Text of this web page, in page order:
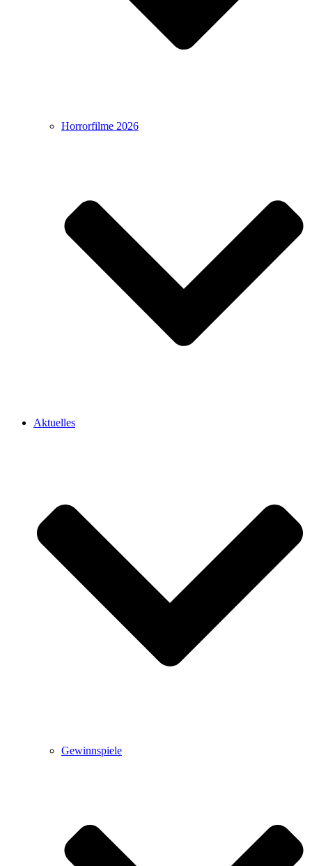
Horrorfilme 2026
Aktuelles
Gewinnspiele